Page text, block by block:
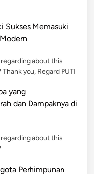
Sukses Memasuki
about this
you, Regard PUTI
yang
dan Dampaknya di
about this
Perhimpunan